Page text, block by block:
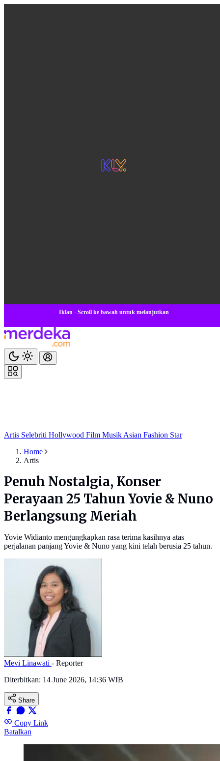
Iklan - Scroll ke bawah untuk melanjutkan
Artis Selebriti Hollywood Film Musik Asian Fashion Star
Home
Artis
Penuh Nostalgia, Konser
Perayaan 25 Tahun Yovie & Nuno
Berlangsung Meriah
Yovie Widianto mengungkapkan rasa terima kasihnya atas
perjalanan panjang Yovie & Nuno yang kini telah berusia 25 tahun.
Mevi Linawati - Reporter
Diterbitkan: 14 June 2026, 14:36 WIB
Share
Copy Link
Batalkan